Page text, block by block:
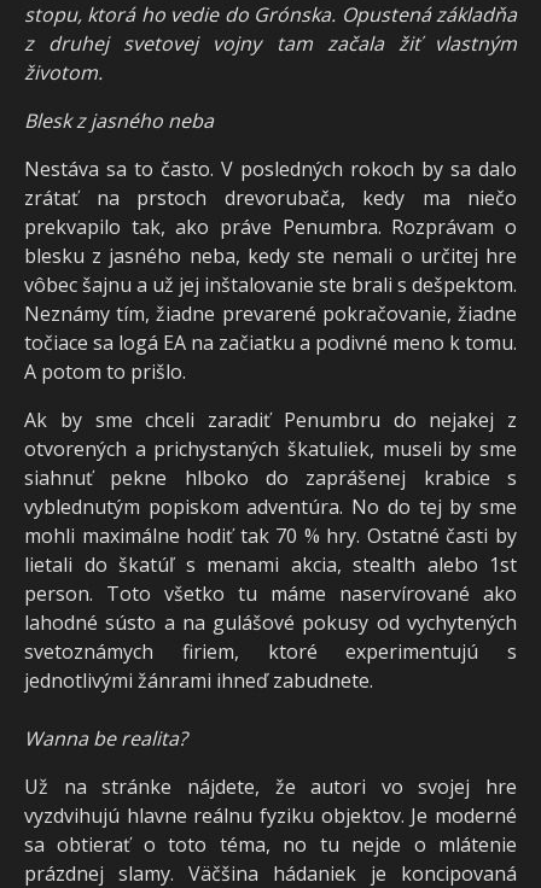
stopu, ktorá ho vedie do Grónska. Opustená základňa
z druhej svetovej vojny tam začala žiť vlastným
životom.
Blesk z jasného neba
Nestáva sa to často. V posledných rokoch by sa dalo
zrátať na prstoch drevorubača, kedy ma niečo
prekvapilo tak, ako práve Penumbra. Rozprávam o
blesku z jasného neba, kedy ste nemali o určitej hre
vôbec šajnu a už jej inštalovanie ste brali s dešpektom.
Neznámy tím, žiadne prevarené pokračovanie, žiadne
točiace sa logá EA na začiatku a podivné meno k tomu.
A potom to prišlo.
Ak by sme chceli zaradiť Penumbru do nejakej z
otvorených a prichystaných škatuliek, museli by sme
siahnuť pekne hlboko do zaprášenej krabice s
vyblednutým popiskom adventúra. No do tej by sme
mohli maximálne hodiť tak 70 % hry. Ostatné časti by
lietali do škatúľ s menami akcia, stealth alebo 1st
person. Toto všetko tu máme naservírované ako
lahodné sústo a na gulášové pokusy od vychytených
svetoznámych firiem, ktoré experimentujú s
jednotlivými žánrami ihneď zabudnete.
Wanna be realita?
Už na stránke nájdete, že autori vo svojej hre
vyzdvihujú hlavne reálnu fyziku objektov. Je moderné
sa obtierať o toto téma, no tu nejde o mlátenie
prázdnej slamy. Väčšina hádaniek je koncipovaná